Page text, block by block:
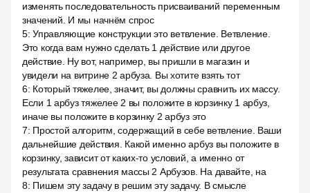
изменять последовательность присваиваний переменным
значений. И мы начнём спрос
5:Управляющие конструкции это ветвление. Ветвление.
Это когда вам нужно сделать 1 действие или другое
действие. Ну вот, например, вы пришли в магазин и
увидели на витрине 2 арбуза. Вы хотите взять тот
6: Который тяжелее, значит, вы должны сравнить их массу.
Если 1 арбуз тяжелее 2 вы положите в корзинку 1 арбуз,
иначе вы положите в корзинку 2 арбуз это
7: Простой алгоритм, содержащий в себе ветвление. Ваши
дальнейшие действия. Какой именно арбуз вы положите в
корзинку, зависит от каких-то условий, а именно от
результата сравнения массы 2 Арбузов. На давайте, на
8: Пишем эту задачу в решим эту задачу. В смысле